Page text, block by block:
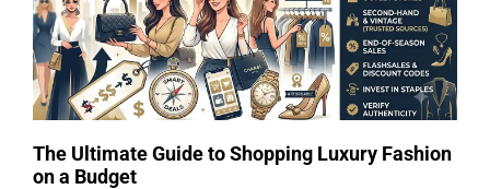
The Ultimate Guide to Shopping Luxury Fashion
on a Budget